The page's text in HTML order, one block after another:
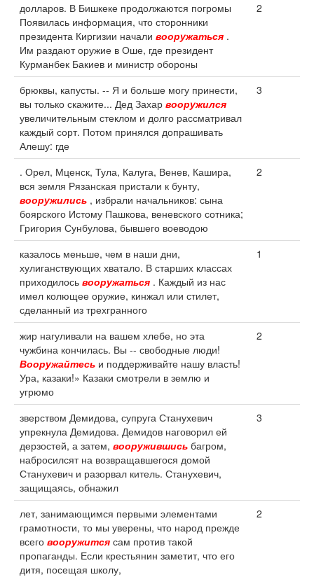
долларов. В Бишкеке продолжаются погромы
Появилась информация, что сторонники
президента Киргизии начали вооружаться .
Им раздают оружие в Оше, где президент
Курманбек Бакиев и министр обороны
2
брюквы, капусты. -- Я и больше могу принести,
вы только скажите... Дед Захар вооружился
увеличительным стеклом и долго рассматривал
каждый сорт. Потом принялся допрашивать
Алешу: где
3
. Орел, Мценск, Тула, Калуга, Венев, Кашира,
вся земля Рязанская пристали к бунту,
вооружились , избрали начальников: сына
боярского Истому Пашкова, веневского сотника;
Григория Сунбулова, бывшего воеводою
2
казалось меньше, чем в наши дни,
хулиганствующих хватало. В старших классах
приходилось вооружаться . Каждый из нас
имел колющее оружие, кинжал или стилет,
сделанный из трехгранного
1
жир нагуливали на вашем хлебе, но эта
чужбина кончилась. Вы -- свободные люди!
Вооружайтесь и поддерживайте нашу власть!
Ура, казаки!» Казаки смотрели в землю и
угрюмо
2
зверством Демидова, супруга Станухевич
упрекнула Демидова. Демидов наговорил ей
дерзостей, а затем, вооружившись багром,
набросилсят на возвращавшегося домой
Станухевич и разорвал китель. Станухевич,
защищаясь, обнажил
3
лет, занимающимся первыми элементами
грамотности, то мы уверены, что народ прежде
всего вооружится сам против такой
пропаганды. Если крестьянин заметит, что его
дитя, посещая школу,
2